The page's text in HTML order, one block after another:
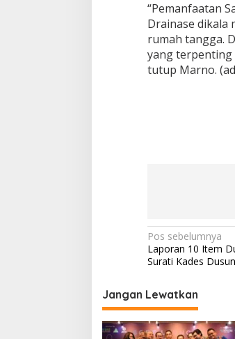
“Pemanfaatan
Drainase dikala
rumah tangga.
yang terpenting
tutup Marno.
Navigasi
pos
Pos sebelumnya
Laporan 10 Item
Surati Kades
Jangan Lewatkan